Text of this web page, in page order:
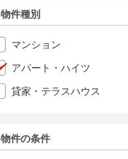
物件種別
マンション
アパート・ハイツ
貸家・テラスハウス
物件の条件